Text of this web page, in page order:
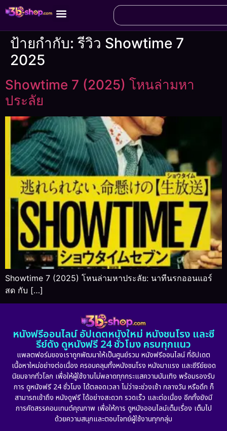
ป้ายกำกับ:รีวิว Showtime 7
2025
Showtime 7 (2025) โหนล่ามหา
ประลัย
Showtime 7 (2025) โหนล่ามหาประลัย: นาทีนรกออนแอร์
สด กับ […]
หนังฟรีออนไลน์ อัปเดตหนังใหม่ หนังชนโรง และซี
รีย์ดัง ดูหนังฟรี 24 ชั่วโมง ครบทุกแนว
แพลตฟอร์มของเราถูกพัฒนาให้เป็นศูนย์รวม หนังฟรีออนไลน์ ที่อัปเดต
เนื้อหาใหม่อย่างต่อเนื่อง ครอบคลุมทั้งหนังชนโรง หนังมาแรง และซีรีย์ยอด
นิยมจากทั่วโลก เพื่อให้ผู้ใช้งานไม่พลาดทุกกระแสความบันเทิง พร้อมรองรับ
การ ดูหนังฟรี 24 ชั่วโมง ได้ตลอดเวลา ไม่ว่าจะช่วงเช้า กลางวัน หรือดึก ก็
สามารถเข้าถึง หนังดูฟรี ได้อย่างสะดวก รวดเร็ว และต่อเนื่อง อีกทั้งยังมี
การคัดสรรคอนเทนต์คุณภาพ เพื่อให้การ ดูหนังออนไลน์เต็มเรื่อง เต็มไป
ด้วยความสนุกและตอบโจทย์ผู้ใช้งานทุกกลุ่ม